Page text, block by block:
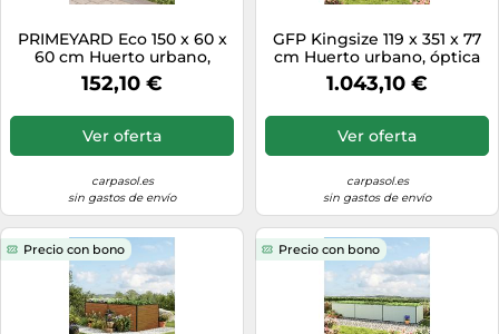
PRIMEYARD Eco 150 x 60 x
60 cm Huerto urbano,
acero corten, aspecto óxido
- (GFPV00965)
152,10 €
Ver oferta
carpasol.es
sin gastos de envío
GFP Kingsize 119 x 351 x 77
cm Huerto urbano, óptica
de madera - (GFPV00394)
1.043,10 €
Ver oferta
carpasol.es
sin gastos de envío
Precio con bono Precio con bono